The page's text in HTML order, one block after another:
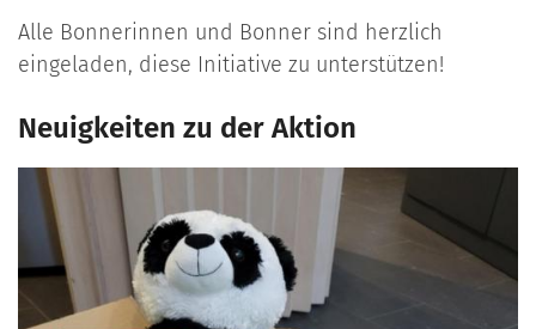
Alle Bonnerinnen und Bonner sind herzlich
eingeladen, diese Initiative zu unterstützen!
Neuigkeiten zu der Aktion